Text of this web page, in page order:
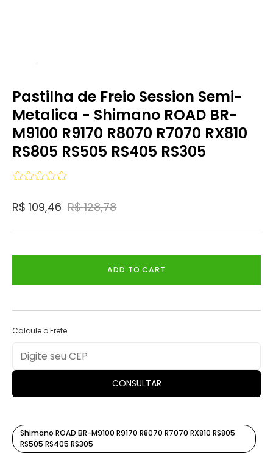
Pastilha de Freio Session Semi-
Metalica - Shimano ROAD BR-
M9100 R9170 R8070 R7070 RX810
RS805 RS505 RS405 RS305
R$ 109,46 R$ 128,78
ADD TO CART
Calcule o Frete
CONSULTAR
Shimano ROAD BR-M9100 R9170 R8070 R7070 RX810 RS805
RS505 RS405 RS305